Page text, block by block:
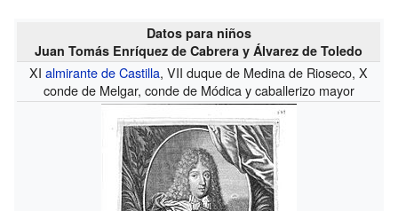
Datos para niños
Juan Tomás Enríquez de Cabrera y Álvarez de Toledo
XIalmirante de Castilla, VII duque de Medina de Rioseco, X
conde de Melgar, conde de Módica y caballerizo mayor